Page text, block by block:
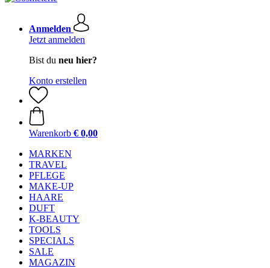
Anmelden
Jetzt anmelden
Bist du neu hier?
Konto erstellen
Warenkorb € 0,00
MARKEN
TRAVEL
PFLEGE
MAKE-UP
HAARE
DUFT
K-BEAUTY
TOOLS
SPECIALS
SALE
MAGAZIN